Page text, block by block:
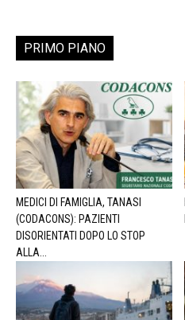
PRIMO PIANO
MEDICI DI FAMIGLIA, TANASI
(CODACONS): PAZIENTI
DISORIENTATI DOPO LO STOP
ALLA...